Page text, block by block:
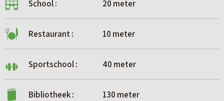
maakt Kaap Zoutepoel tot een geweldige plek om te
wonen.
Wil je meer informatie? Neem dan contact met ons op of
neem een kijkje op de projectwebsite.
School : 20 meter
Restaurant : 10 meter
Sportschool : 40 meter
Bibliotheek : 130 meter